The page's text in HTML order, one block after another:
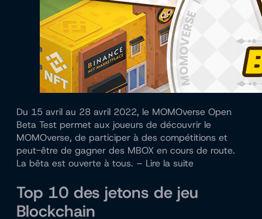
Du 15 avril au 28 avril 2022, le MOMOverse Open
Beta Test permet aux joueurs de découvrir le
MOMOverse, de participer à des compétitions et
peut-être de gagner des MBOX en cours de route.
La bêta est ouverte à tous. – Lire la suite
Top 10 des jetons de jeu
Blockchain